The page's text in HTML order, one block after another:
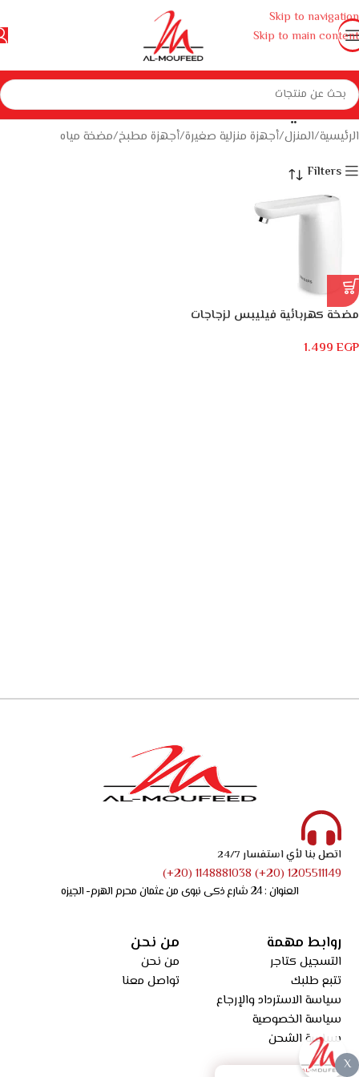
Skip to navigation
Skip to main content
مضخة مياه
الرئيسية المنزل أجهزة منزلية صغيرة أجهزة مطبخ مضخة مياه
Filters
مضخة كهربائية فيليبس لزجاجات
1.499EGP
اتصل بنا لأي استفسار 24/7
1205511149 (20+) 1148881038 (20+)
العنوان : 24 شارع ذكى نبوى من عثمان محرم الهرم- الجيزه
روابط مهمة
التسجيل كتاجر
تتبع طلبك
سياسة الاسترداد والإرجاع
سياسة الخصوصية
سياسة الشحن
من نحن
من نحن
تواصل معنا
X